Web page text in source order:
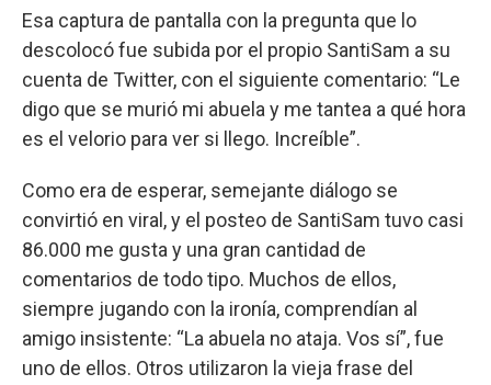
Esa captura de pantalla con la pregunta que lo
descolocó fue subida por el propio SantiSam a su
cuenta de Twitter, con el siguiente comentario: “Le
digo que se murió mi abuela y me tantea a qué hora
es el velorio para ver si llego. Increíble”.
Como era de esperar, semejante diálogo se
convirtió en viral, y el posteo de SantiSam tuvo casi
86.000 me gusta y una gran cantidad de
comentarios de todo tipo. Muchos de ellos,
siempre jugando con la ironía, comprendían al
amigo insistente: “La abuela no ataja. Vos sí”, fue
uno de ellos. Otros utilizaron la vieja frase del